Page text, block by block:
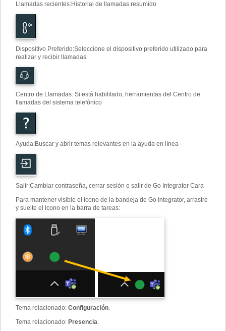
Llamadas recientes:Historial de llamadas resumido
Dispositivo Preferido:Seleccione el dispositivo preferido utilizado para
realizar y recibir llamadas
Centro de Llamadas: Si está habilitado, herramientas del Centro de
llamadas del sistema telefónico
Ayuda:Buscar y abrir temas relevantes en la ayuda en línea
Salir:Cambiar contraseña, cerrar sesión o salir de Go Integrator Cara
Para mantener visible el icono de la bandeja de Go Integrator, arrastre
y suelte el icono en la barra de tareas:
Tema relacionado: Configuración.
Tema relacionado: Presencia.